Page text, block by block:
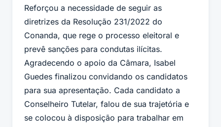
Reforçou a necessidade de seguir as
diretrizes da Resolução 231/2022 do
Conanda, que rege o processo eleitoral e
prevê sanções para condutas ilícitas.
Agradecendo o apoio da Câmara, Isabel
Guedes finalizou convidando os candidatos
para sua apresentação. Cada candidato a
Conselheiro Tutelar, falou de sua trajetória e
se colocou à disposição para trabalhar em